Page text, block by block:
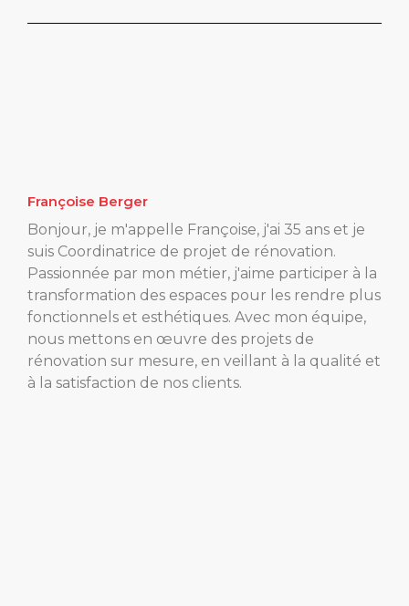
Françoise Berger
Bonjour, je m'appelle Françoise, j'ai 35 ans et je
suis Coordinatrice de projet de rénovation.
Passionnée par mon métier, j'aime participer à la
transformation des espaces pour les rendre plus
fonctionnels et esthétiques. Avec mon équipe,
nous mettons en œuvre des projets de
rénovation sur mesure, en veillant à la qualité et
à la satisfaction de nos clients.